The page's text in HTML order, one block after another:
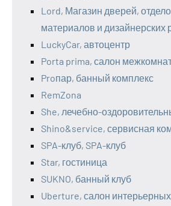
Lord, Магазин дверей,
материалов и дизайнерских
LuckyCar, автоцентр
Porta prima, салон
Proпар, банный комплекс
RemZona
She, лечебно-
Shino&service, сервисная
SPA-клуб, SPA-клуб
Star, гостиница
SUKNO, банный клуб
Uberture, салон